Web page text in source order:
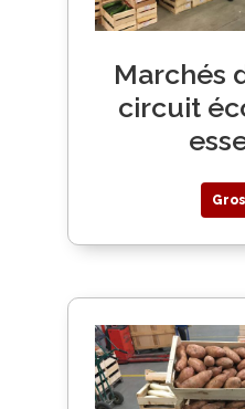
Marchés
circuit